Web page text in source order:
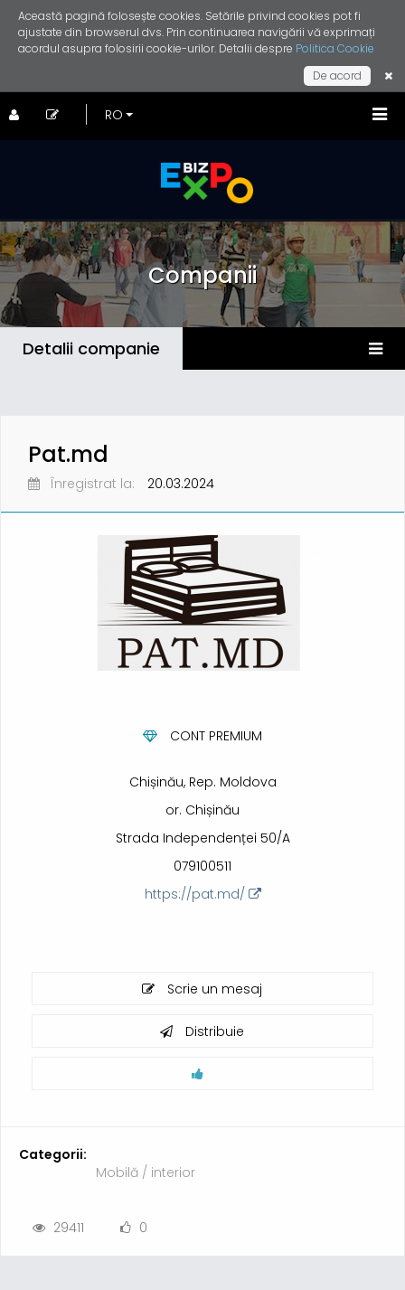
Această pagină folosește cookies. Setările privind cookies pot fi
ajustate din browserul dvs. Prin continuarea navigării vă exprimați
acordul asupra folosirii cookie-urilor. Detalii despre Politica Cookie
De acord
Companii
Detalii companie
Pat.md
Înregistrat la: 20.03.2024
CONT PREMIUM
Chișinău, Rep. Moldova
or. Chișinău
Strada Independenței 50/A
079100511
https://pat.md/
Scrie un mesaj
Distribuie
Categorii:
Mobilă / interior
29411 0